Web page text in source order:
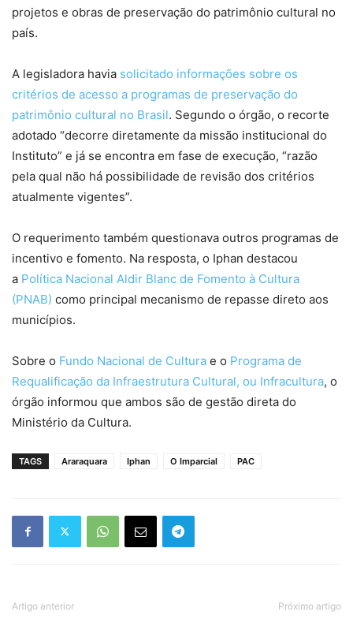
projetos e obras de preservação do patrimônio cultural no
país.
A legisladora havia solicitado informações sobre os
critérios de acesso a programas de preservação do
patrimônio cultural no Brasil. Segundo o órgão, o recorte
adotado “decorre diretamente da missão institucional do
Instituto” e já se encontra em fase de execução, “razão
pela qual não há possibilidade de revisão dos critérios
atualmente vigentes”.
O requerimento também questionava outros programas de
incentivo e fomento. Na resposta, o Iphan destacou
a Política Nacional Aldir Blanc de Fomento à Cultura
(PNAB) como principal mecanismo de repasse direto aos
municípios.
Sobre o Fundo Nacional de Cultura e o Programa de
Requalificação da Infraestrutura Cultural, ou Infracultura, o
órgão informou que ambos são de gestão direta do
Ministério da Cultura.
TAGS Araraquara Iphan O Imparcial PAC
Artigo anterior Próximo artigo